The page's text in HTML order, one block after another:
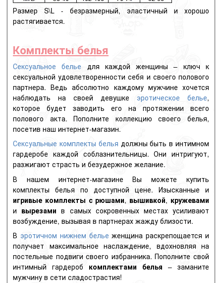
Размер S\L - безразмерный, эластичный и хорошо
растягивается.
Комплекты белья
Сексуальное белье для каждой женщины – ключ к
сексуальной удовлетворенности себя и своего полового
партнера. Ведь абсолютно каждому мужчине хочется
наблюдать на своей девушке эротическое белье,
которое будет заводить его на протяжении всего
полового акта. Пополните коллекцию своего белья,
посетив наш интернет-магазин.
Сексуальные комплекты белья должны быть в интимном
гардеробе каждой соблазнительницы. Они интригуют,
разжигают страсть и безудержное желание.
В нашем интернет-магазине Вы можете купить
комплекты белья по доступной цене. Изысканные и
игривые комплекты с рюшами, вышивкой, кружевами
и вырезами в самых сокровенных местах усиливают
возбуждение, вызывая в партнерах жажду близости.
В эротичном нижнем белье женщина раскрепощается и
получает максимальное наслаждение, вдохновляя на
постельные подвиги своего избранника. Пополните свой
интимный гардероб комплектами белья – заманите
мужчину в сети сладострастия!